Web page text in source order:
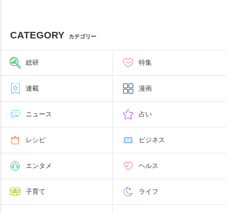
CATEGORY カテゴリー
総研 特集
連載 漫画
ニュース 占い
レシピ ビジネス
エンタメ ヘルス
子育て ライフ